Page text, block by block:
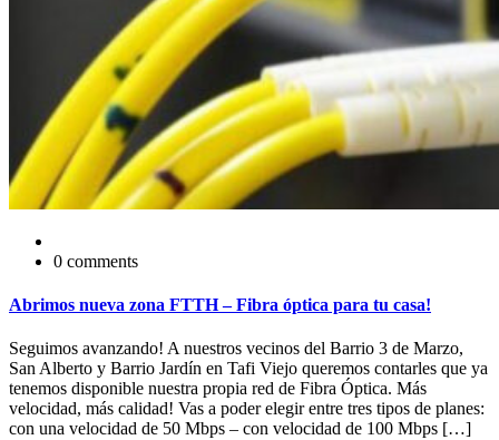
0 comments
Abrimos nueva zona FTTH – Fibra óptica para tu casa!
Seguimos avanzando! A nuestros vecinos del Barrio 3 de Marzo,
San Alberto y Barrio Jardín en Tafi Viejo queremos contarles que ya
tenemos disponible nuestra propia red de Fibra Óptica. Más
velocidad, más calidad! Vas a poder elegir entre tres tipos de planes:
con una velocidad de 50 Mbps – con velocidad de 100 Mbps […]